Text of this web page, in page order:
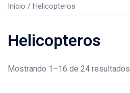
Inicio / Helicopteros
Helicopteros
Mostrando 1–16 de 24 resultados